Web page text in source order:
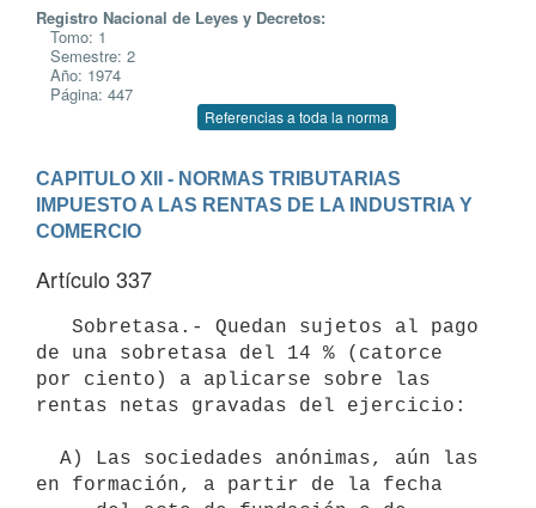
Registro Nacional de Leyes y Decretos:
Tomo: 1
Semestre: 2
Año: 1974
Página: 447
Referencias a toda la norma
CAPITULO XII - NORMAS TRIBUTARIAS
IMPUESTO A LAS RENTAS DE LA INDUSTRIA Y
COMERCIO
Artículo 337
de una sobretasa del 14 % (catorce
por ciento) a aplicarse sobre las
rentas netas gravadas del ejercicio:
en formación, a partir de la fecha